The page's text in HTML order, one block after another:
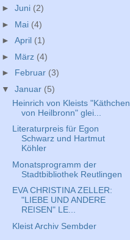
► Juni (2)
► Mai (4)
► April (1)
► März (4)
► Februar (3)
▼ Januar (5)
Heinrich von Kleists "Käthchen
von Heilbronn" glei...
Literaturpreis für Egon
Schwarz und Hartmut
Köhler
Monatsprogramm der
Stadtbibliothek Reutlingen
EVA CHRISTINA ZELLER:
"LIEBE UND ANDERE
REISEN" LE...
Kleist Archiv Sembder